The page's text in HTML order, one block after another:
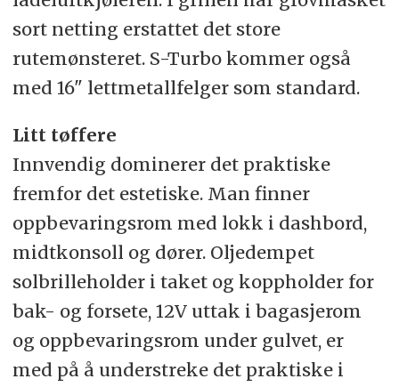
sort netting erstattet det store
rutemønsteret. S-Turbo kommer også
med 16" lettmetallfelger som standard.
Litt tøffere
Innvendig dominerer det praktiske
fremfor det estetiske. Man finner
oppbevaringsrom med lokk i dashbord,
midtkonsoll og dører. Oljedempet
solbrilleholder i taket og koppholder for
bak- og forsete, 12V uttak i bagasjerom
og oppbevaringsrom under gulvet, er
med på å understreke det praktiske i